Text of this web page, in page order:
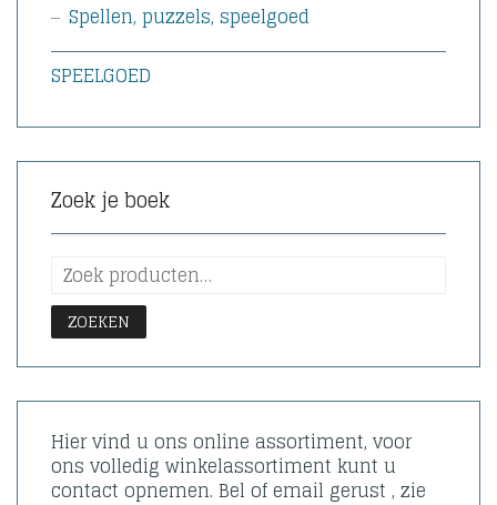
Spellen, puzzels, speelgoed
SPEELGOED
Zoek je boek
ZOEKEN
Hier vind u ons online assortiment, voor
ons volledig winkelassortiment kunt u
contact opnemen. Bel of email gerust , zie